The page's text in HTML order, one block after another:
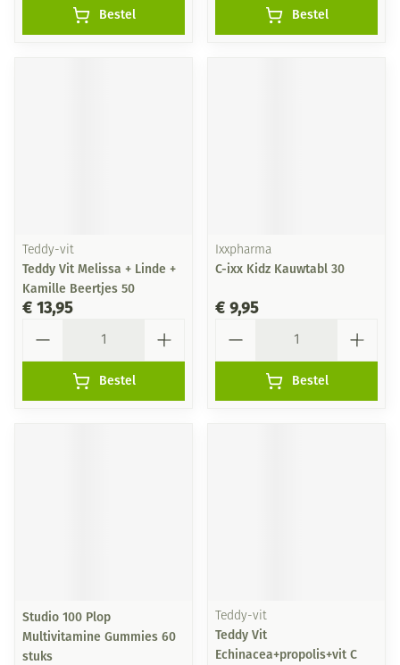
Bestel Bestel
Teddy-vit
Teddy Vit Melissa + Linde +
Kamille Beertjes 50
€ 13,95
Bestel
Ixxpharma
C-ixx Kidz Kauwtabl 30
€ 9,95
Bestel
Studio 100 Plop
Multivitamine Gummies 60
stuks
Teddy-vit
Teddy Vit
Echinacea+propolis+vit C